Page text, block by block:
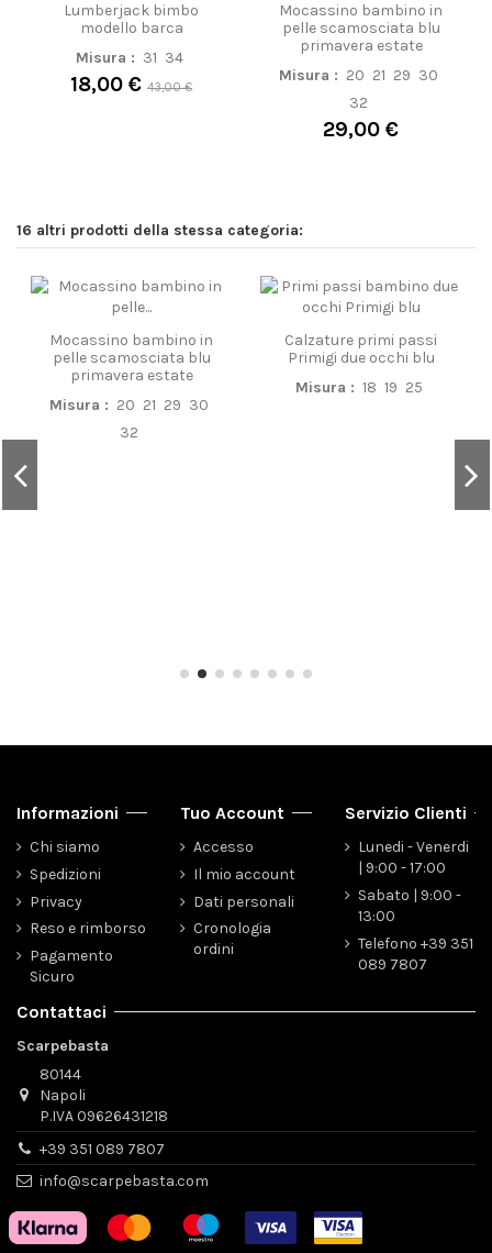
Lumberjack bimbo
modello barca
Misura : 31 34
18,00 € 43,00 €
Mocassino bambino in
pelle scamosciata blu
primavera estate
Misura : 20 21 29 30
32
29,00 €
16 altri prodotti della stessa categoria:
Mocassino bambino in
pelle scamosciata blu
primavera estate
Misura : 20 21 29 30
32
Calzature primi passi
Primigi due occhi blu
Misura : 18 19 25
Informazioni
Chi siamo
Spedizioni
Privacy
Reso e rimborso
Pagamento
Sicuro
Tuo Account
Accesso
Il mio account
Dati personali
Cronologia
ordini
Servizio Clienti
Lunedi - Venerdi
| 9:00 - 17:00
Sabato | 9:00 -
13:00
Telefono +39 351
089 7807
Contattaci
Scarpebasta
80144
Napoli
P.IVA 09626431218
+39 351 089 7807
info@scarpebasta.com